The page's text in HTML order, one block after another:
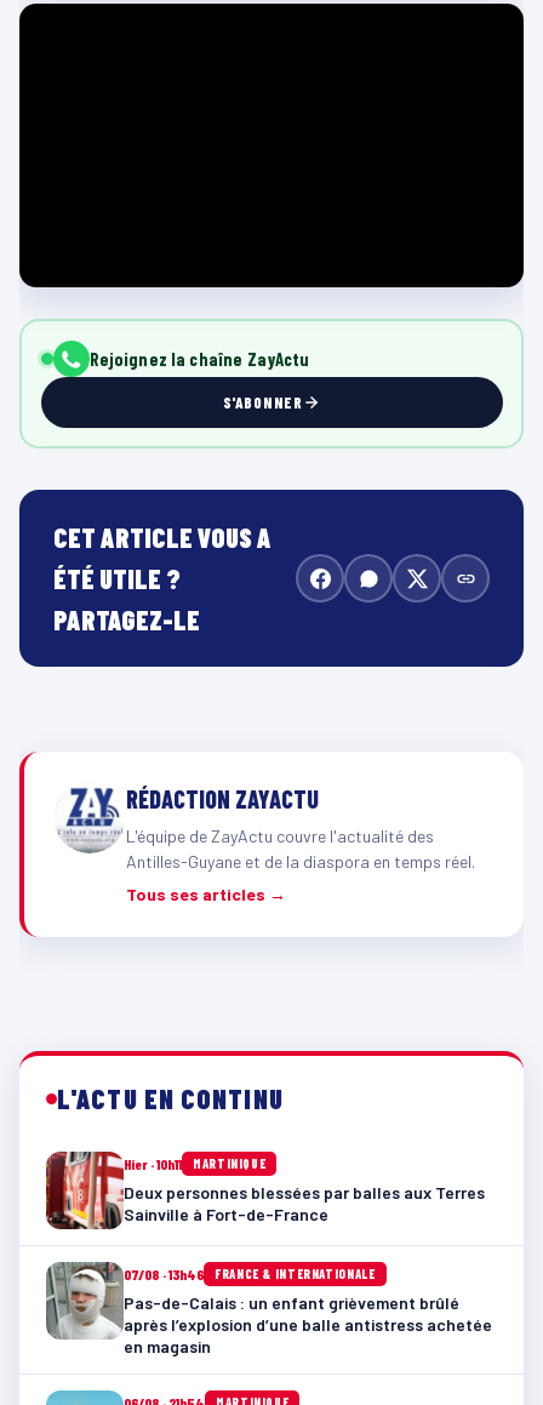
Rejoignez la chaîne ZayActu
S'ABONNER
CET ARTICLE VOUS A
ÉTÉ UTILE ?
PARTAGEZ-LE
RÉDACTION ZAYACTU
L'équipe de ZayActu couvre l'actualité des
Antilles-Guyane et de la diaspora en temps réel.
Tous ses articles →
L'ACTU EN CONTINU
Hier · 10h11 MARTINIQUE
Deux personnes blessées par balles aux Terres
Sainville à Fort-de-France
07/08 · 13h46 FRANCE & INTERNATIONALE
Pas-de-Calais : un enfant grièvement brûlé
après l’explosion d’une balle antistress achetée
en magasin